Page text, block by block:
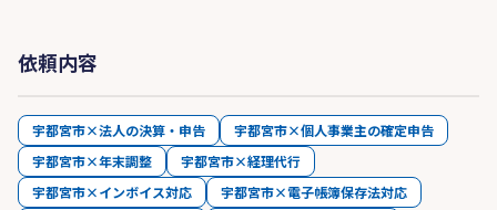
依頼内容
宇都宮市×法人の決算・申告
宇都宮市×個人事業主の確定申告
宇都宮市×年末調整
宇都宮市×経理代行
宇都宮市×インボイス対応
宇都宮市×電子帳簿保存法対応